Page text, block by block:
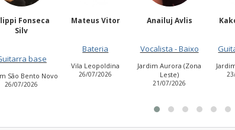
Mateus Vitor
Vila Leopoldina
26/07/2026
Anailuj Avlis
Vocalista - Baixo
Jardim Aurora (Zona
Leste)
Kakocampos
Guitarra base
Jardim das Flores
23/07/2026